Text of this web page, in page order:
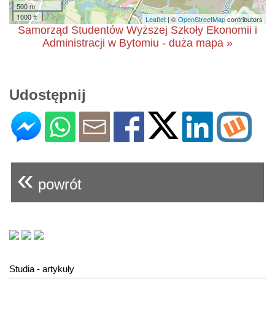
500 m
1000 ft
Leaflet| ©OpenStreetMapcontributors
Samorząd Studentów Wyższej Szkoły Ekonomii i
Administracji w Bytomiu - duża mapa »
Udostępnij
« powrót
Studia - artykuły